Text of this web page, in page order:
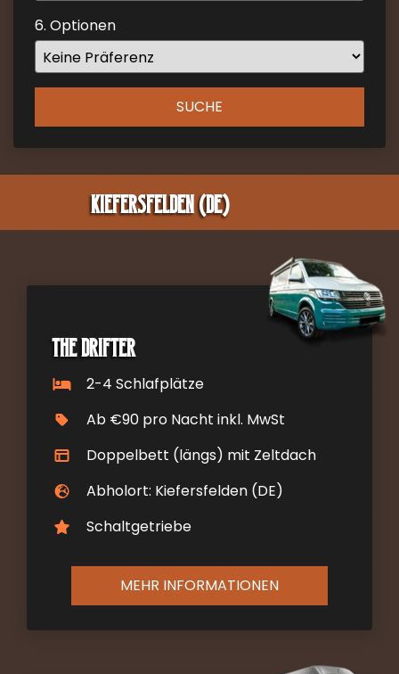
to
get
the
dates.
6. Optionen
SUCHE
Kiefersfelden (DE)
The Drifter
2-4 Schlafplätze
Ab €90 pro Nacht inkl. MwSt
Doppelbett (längs) mit Zeltdach
Abholort: Kiefersfelden (DE)
Schaltgetriebe
MEHR INFORMATIONEN